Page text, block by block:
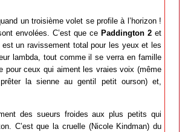
un troisième volet se profile à l’horizon !
envolées. C’est que ce Paddington 2 et
un ravissement total pour les yeux et les
lambda, tout comme il se verra en famille
pour ceux qui aiment les vraies voix (même
la sienne au gentil petit ourson) et,
des sueurs froides aux plus petits qui
C’est que la cruelle (Nicole Kindman) du